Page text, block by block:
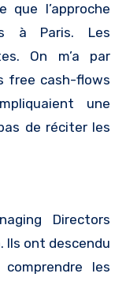
que l’approche
à Paris. Les
On m’a par
free cash-flows
une
de réciter les
Directors
Ils ont descendu
les